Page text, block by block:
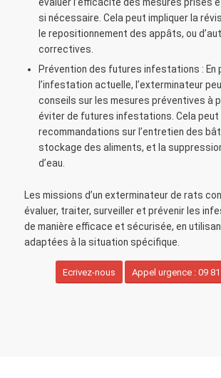
évaluer l’efficacité des mesures prises
si nécessaire. Cela peut impliquer la
le repositionnement des appâts, ou
correctives.
Prévention des futures infestations : En
l’infestation actuelle, l’exterminateur
conseils sur les mesures préventives à
éviter de futures infestations. Cela peut
recommandations sur l’entretien des
stockage des aliments, et la
d’eau.
Les missions d’un exterminateur de rats
évaluer, traiter, surveiller et prévenir les
de manière efficace et sécurisée, en
adaptées à la situation spécifique.
Ecrivez-nous Appel urgence : 09